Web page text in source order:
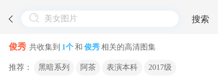
搜索
俊秀 共收集到 1个和 俊秀相关的高清图集
推荐： 黑暗系列 阿茶 表演本科 2017级